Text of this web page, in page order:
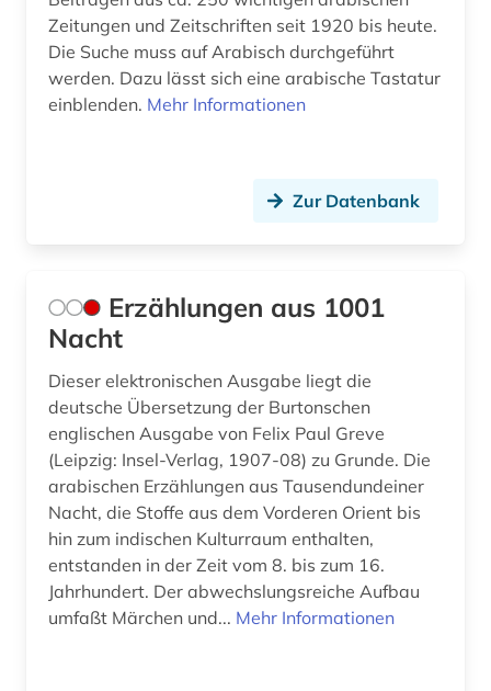
Zeitungen und Zeitschriften seit 1920 bis heute.
Die Suche muss auf Arabisch durchgeführt
werden. Dazu lässt sich eine arabische Tastatur
einblenden. Mehr Informationen
Zur Datenbank
Erzählungen aus 1001
Nacht
Dieser elektronischen Ausgabe liegt die
deutsche Übersetzung der Burtonschen
englischen Ausgabe von Felix Paul Greve
(Leipzig: Insel-Verlag, 1907-08) zu Grunde. Die
arabischen Erzählungen aus Tausendundeiner
Nacht, die Stoffe aus dem Vorderen Orient bis
hin zum indischen Kulturraum enthalten,
entstanden in der Zeit vom 8. bis zum 16.
Jahrhundert. Der abwechslungsreiche Aufbau
umfaßt Märchen und... Mehr Informationen